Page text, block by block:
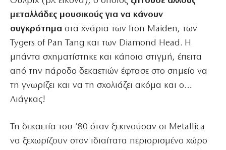
μεταλλάδες μουσικούς για να κάνουν
συγκρότημα στα χνάρια των Iron Maiden, των
Tygers of Pan Tang και των Diamond Head. Η
μπάντα σχηματίστηκε και κάποια στιγμή, έπειτα
από την πάροδο δεκαετιών έφτασε στο σημείο να
τη γνωρίζει και να τη σχολιάζει ακόμα και ο…
Λιάγκας!
Τη δεκαετία του ’80 όταν ξεκινούσαν οι Metallica
να ξεχωρίζουν στον ιδιαίτατα περιορισμένο χώρο